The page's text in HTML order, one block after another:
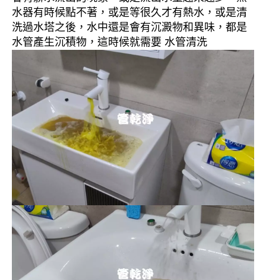
水器有時候點不著，或是等很久才有熱水，或是清
洗過水塔之後，水中還是會有沉澱物和異味，都是
水管產生沉積物，這時候就需要 水管清洗